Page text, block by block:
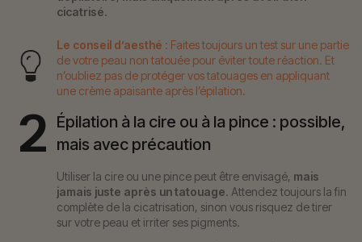
cicatrisé.
Le conseil d’aesthé : Faites toujours un test sur une partie
de votre peau non tatouée pour éviter toute réaction. Et
n’oubliez pas de protéger vos tatouages en appliquant
une crème apaisante après l’épilation.
2
Épilation à la cire ou à la pince : possible,
mais avec précaution
Utiliser la cire ou une pince peut être envisagé, mais
jamais juste après un tatouage. Attendez toujours la fin
complète de la cicatrisation, sinon vous risquez de tirer
sur votre peau et irriter ses pigments.